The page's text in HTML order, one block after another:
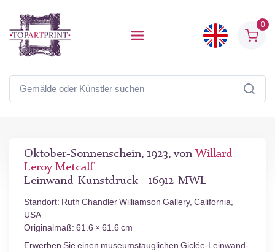
0
Oktober-Sonnenschein, 1923, von Willard
Leroy Metcalf
Leinwand-Kunstdruck - 16912-MWL
Standort: Ruth Chandler Williamson Gallery, California,
USA
Originalmaß: 61.6 × 61.6 cm
Erwerben Sie einen museumstauglichen Giclée-Leinwand-